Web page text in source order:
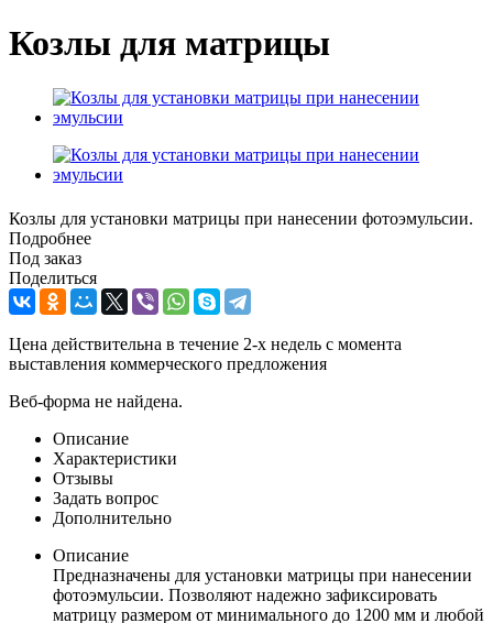
Козлы для матрицы
Козлы для установки матрицы при нанесении фотоэмульсии.
Подробнее
Под заказ
Поделиться
Цена действительна в течение 2-х недель с момента
выставления коммерческого предложения
Веб-форма не найдена.
Описание
Характеристики
Отзывы
Задать вопрос
Дополнительно
Описание
Предназначены для установки матрицы при нанесении
фотоэмульсии. Позволяют надежно зафиксировать
матрицу размером от минимального до 1200 мм и любой